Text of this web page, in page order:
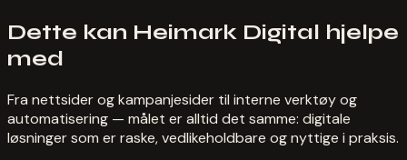
Dette kan Heimark Digital hjelpe
med
Fra nettsider og kampanjesider til interne verktøy og
automatisering — målet er alltid det samme: digitale
løsninger som er raske, vedlikeholdbare og nyttige i praksis.